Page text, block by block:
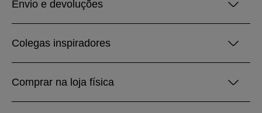
Envio e devoluções
Colegas inspiradores
Comprar na loja física